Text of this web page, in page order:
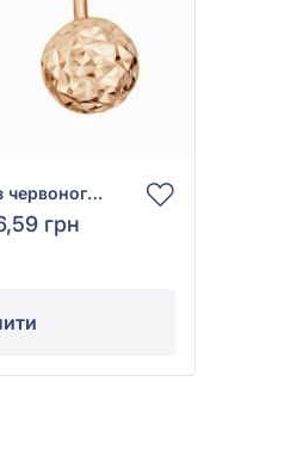
Сережки "Кульки" із червоного золота 585°, без вставки, арт. 1101081а
грн